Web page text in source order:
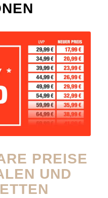
PREISE
UND